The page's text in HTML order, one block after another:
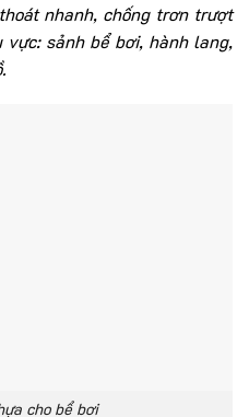
nhanh, chống trơn trượt
sảnh bể bơi, hành lang,
cho bể bơi